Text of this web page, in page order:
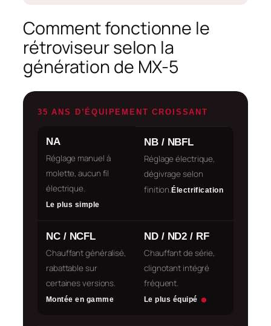
Comment fonctionne le
rétroviseur selon la
génération de MX-5
35 ANS D’ÉQUIPEMENT CROISSANT
NA
Réglage manuel à
molette, aucun fil
électrique.
Le plus simple
NB / NBFL
Réglage électrique,
dégivrage selon
finition.Électrification
NC / NCFL
Chauffant généralisé,
rabattable sur
certaines versions.
Montée en gamme
ND / ND2 / RF
Chauffant de série,
clignotant intégré
fréquent.
Le plus équipé